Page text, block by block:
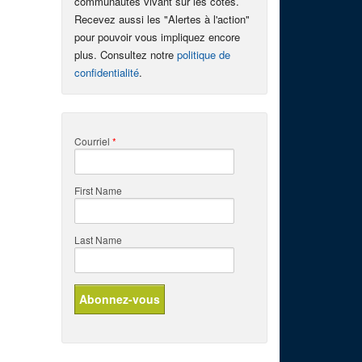
Recevez aussi les "Alertes à l'action"
pour pouvoir vous impliquez encore
plus. Consultez notre politique de
confidentialité.
Courriel *
First Name
Last Name